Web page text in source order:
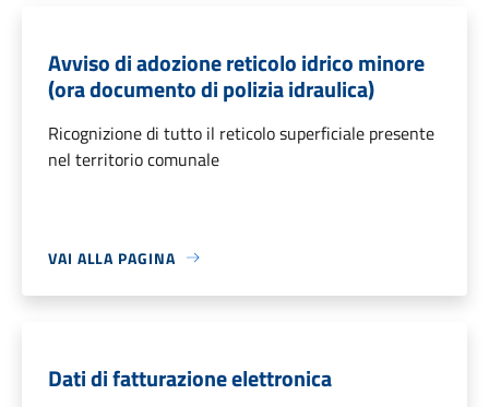
Avviso di adozione reticolo idrico minore
(ora documento di polizia idraulica)
Ricognizione di tutto il reticolo superficiale presente
nel territorio comunale
VAI ALLA PAGINA
Dati di fatturazione elettronica